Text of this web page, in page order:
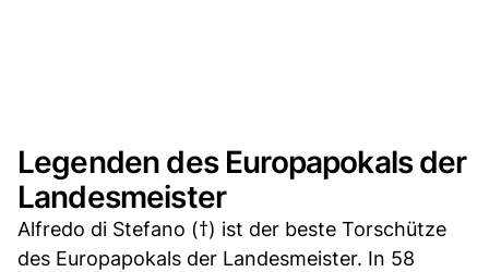
Legenden des Europapokals der
Landesmeister
Alfredo di Stefano (†) ist der beste Torschütze
des Europapokals der Landesmeister. In 58